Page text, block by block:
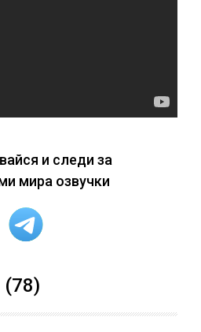
и следи за
мира озвучки